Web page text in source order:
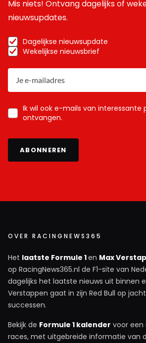
Mis niets! Ontvang dagelijks of
nieuwsupdates.
Dagelijkse nieuwsupdate
Wekelijkse nieuwsbrief
Ik wil ook e-mails van interessante
ontvangen.
ABONNEREN
OVER RACINGNEWS365
Het laatste Formule 1en Max
op RacingNews365.nl de F1-site van
dagelijks het laatste nieuws uit binnen
Verstappen gaat in zijn Red Bull op
successen.
Bekijk de Formule 1 kalender voor een
races, met uitgebreide informatie van